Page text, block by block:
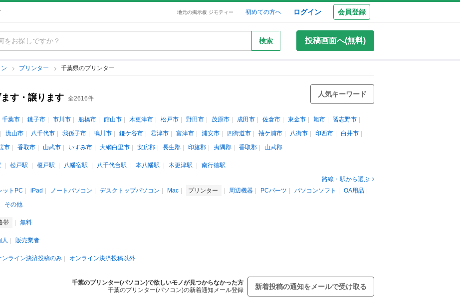
地元の掲示板 ジモティー 初めての方へ ログイン 会員登録
検索 投稿画面へ(無料)
プリンター 千葉県のプリンター
す・譲ります 全2616件
人気キーワード
千葉市 銚子市 市川市 船橋市 館山市 木更津市 松戸市 野田市 茂原市 成田市 佐倉市 東金市 旭市
習志野市
流山市 八千代市 我孫子市 鴨川市 鎌ケ谷市 君津市 富津市 浦安市 四街道市 袖ケ浦市 八街市 印西市
白井市
市 香取市 山武市 いすみ市 大網白里市 安房郡 長生郡 印旛郡 夷隅郡 香取郡 山武郡
松戸駅 榎戸駅 八幡宿駅 八千代台駅 本八幡駅 木更津駅
南行徳駅
路線・駅から選ぶ
ットPC iPad ノートパソコン デスクトップパソコン Mac プリンター 周辺機器 PCパーツ パソコンソフト
OA用品
その他
帯 無料
人 販売業者
ンライン決済投稿のみ オンライン決済投稿以外
千葉のプリンター(パソコン)で欲しいモノが見つからなかった方
千葉のプリンター(パソコン)の新着通知メール登録
新着投稿の通知をメールで受け取る